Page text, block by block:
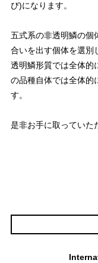
び)になります。
五式系の非透明鱗の個
合いを出す個体を選別
透明鱗形質では全体的
の品種自体では全体的
す。
是非お手に取っていた